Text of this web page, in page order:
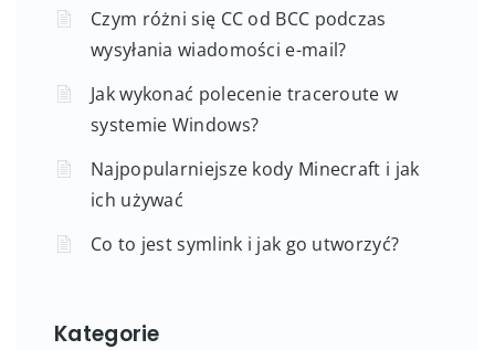
Czym różni się CC od BCC podczas
wysyłania wiadomości e-mail?
Jak wykonać polecenie traceroute w
systemie Windows?
Najpopularniejsze kody Minecraft i jak
ich używać
Co to jest symlink i jak go utworzyć?
Kategorie